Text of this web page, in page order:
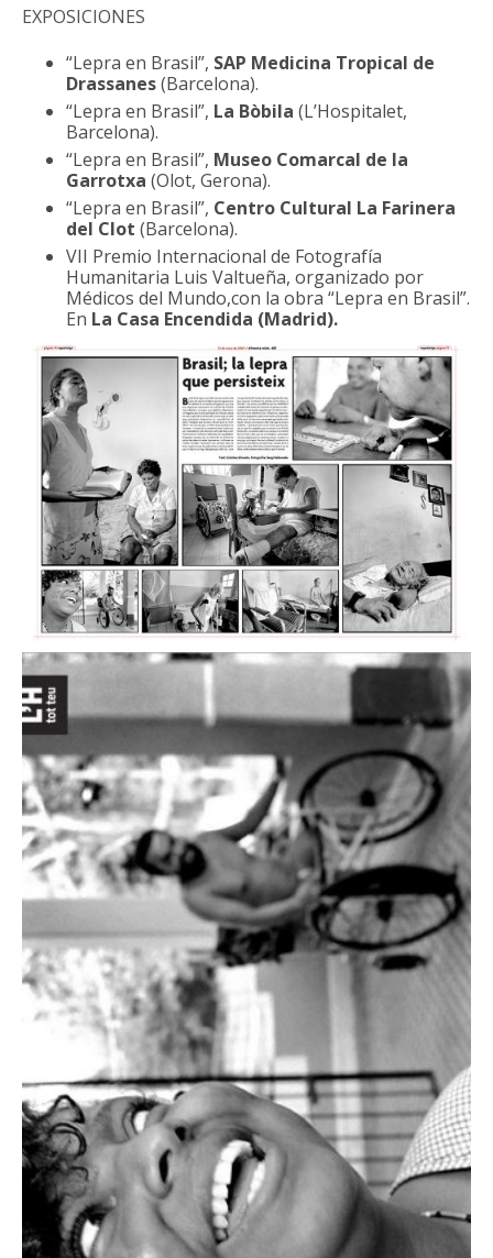
EXPOSICIONES
“Lepra en Brasil”, SAP Medicina Tropical de
Drassanes(Barcelona).
“Lepra en Brasil”, La Bòbila (L’Hospitalet,
Barcelona).
“Lepra en Brasil”, Museo Comarcal de la
Garrotxa (Olot, Gerona).
“Lepra en Brasil”, Centro Cultural La Farinera
del Clot (Barcelona).
VII Premio Internacional de Fotografía
Humanitaria Luis Valtueña, organizado por
Médicos del Mundo,con la obra “Lepra en Brasil”.
En La Casa Encendida (Madrid).